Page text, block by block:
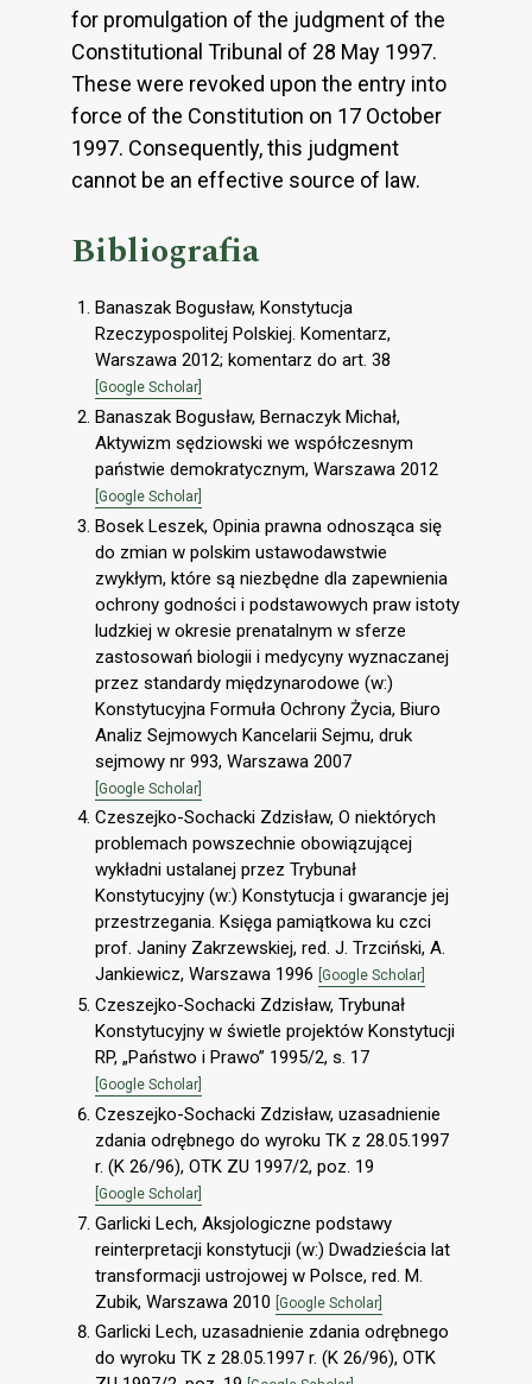
for promulgation of the judgment of the
Constitutional Tribunal of 28 May 1997.
These were revoked upon the entry into
force of the Constitution on 17 October
1997. Consequently, this judgment
cannot be an effective source of law.
Bibliografia
Banaszak Bogusław, Konstytucja
Rzeczypospolitej Polskiej. Komentarz,
Warszawa 2012; komentarz do art. 38
[Google Scholar]
Banaszak Bogusław, Bernaczyk Michał,
Aktywizm sędziowski we współczesnym
państwie demokratycznym, Warszawa 2012
[Google Scholar]
Bosek Leszek, Opinia prawna odnosząca się
do zmian w polskim ustawodawstwie
zwykłym, które są niezbędne dla zapewnienia
ochrony godności i podstawowych praw istoty
ludzkiej w okresie prenatalnym w sferze
zastosowań biologii i medycyny wyznaczanej
przez standardy międzynarodowe (w:)
Konstytucyjna Formuła Ochrony Życia, Biuro
Analiz Sejmowych Kancelarii Sejmu, druk
sejmowy nr 993, Warszawa 2007
[Google Scholar]
Czeszejko-Sochacki Zdzisław, O niektórych
problemach powszechnie obowiązującej
wykładni ustalanej przez Trybunał
Konstytucyjny (w:) Konstytucja i gwarancje jej
przestrzegania. Księga pamiątkowa ku czci
prof. Janiny Zakrzewskiej, red. J. Trzciński, A.
Jankiewicz, Warszawa 1996 [Google Scholar]
Czeszejko-Sochacki Zdzisław, Trybunał
Konstytucyjny w świetle projektów Konstytucji
RP, „Państwo i Prawo” 1995/2, s. 17
[Google Scholar]
Czeszejko-Sochacki Zdzisław, uzasadnienie
zdania odrębnego do wyroku TK z 28.05.1997
r. (K 26/96), OTK ZU 1997/2, poz. 19
[Google Scholar]
Garlicki Lech, Aksjologiczne podstawy
reinterpretacji konstytucji (w:) Dwadzieścia lat
transformacji ustrojowej w Polsce, red. M.
Zubik, Warszawa 2010 [Google Scholar]
Garlicki Lech, uzasadnienie zdania odrębnego
do wyroku TK z 28.05.1997 r. (K 26/96), OTK